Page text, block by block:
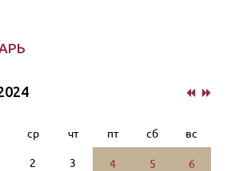
ср чт пт сб вс
2 3 4 5 6